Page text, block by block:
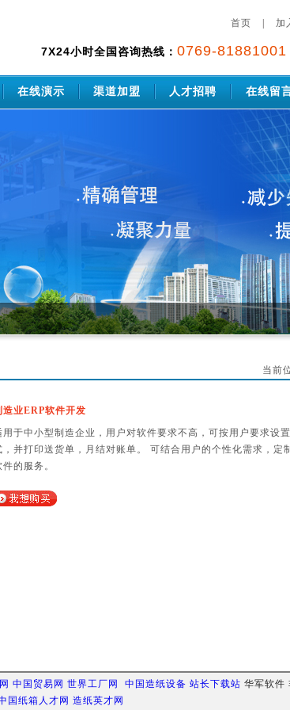
首页 加
7X24小时全国咨询热线： 0769-
在线演示 渠道加盟 人才招聘 在线留
当前
造业ERP软件开发
用于中小型制造企业，用户对软件要求不高，可按用户要求设
，并打印送货单，月结对账单。 可结合用户的个性化需求，定
件的服务。
中国贸易网 世界工厂网 中国造纸设备 站长下载站 华军软件
国纸箱人才网 造纸英才网